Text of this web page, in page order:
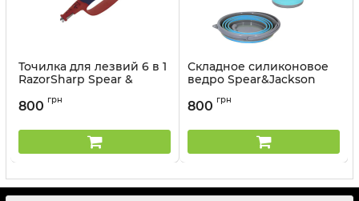
Точилка для лезвий 6 в 1
RazorSharp Spear &
Артикул:
800 грн
Складное силиконовое
ведро Spear&Jackson
800 грн